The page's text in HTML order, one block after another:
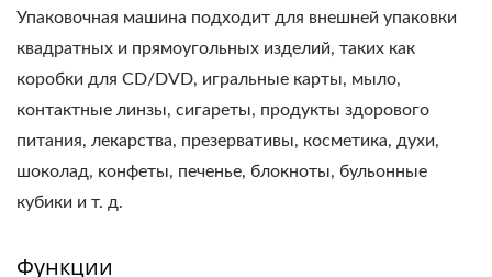
Упаковочная машина подходит для внешней упаковки
квадратных и прямоугольных изделий, таких как
коробки для CD/DVD, игральные карты, мыло,
контактные линзы, сигареты, продукты здорового
питания, лекарства, презервативы, косметика, духи,
шоколад, конфеты, печенье, блокноты, бульонные
кубики и т. д.
Функции